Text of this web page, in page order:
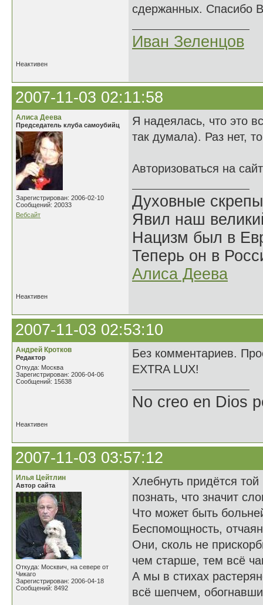
сдержанных. Спасибо
Иван Зеленцов
Неактивен
2007-11-03 02:11:58
Алиса Деева
Председатель клуба самоубийц
Зарегистрирован: 2006-02-10
Сообщений: 20033
Вебсайт
Я надеялась, что это
так думала). Раз нет,
Авторизоваться на
Духовные
Явил наш
Нацизм был в
Теперь он в
Алиса Деева
Неактивен
2007-11-03 02:53:10
Андрей Кротков
Редактор
Откуда: Москва
Зарегистрирован: 2006-04-06
Сообщений: 15638
Без комментариев.
EXTRA LUX!
No creo en Dios
Неактивен
2007-11-03 03:57:12
Илья Цейтлин
Автор сайта
Откуда: Москвич, на севере от
Чикаго
Зарегистрирован: 2006-04-18
Сообщений: 8492
Хлебнуть придётся
познать, что значит
Что может быть
Беспомощность,
Они, сколь не
чем старше, тем всё
А мы в стихах
всё шепчем,